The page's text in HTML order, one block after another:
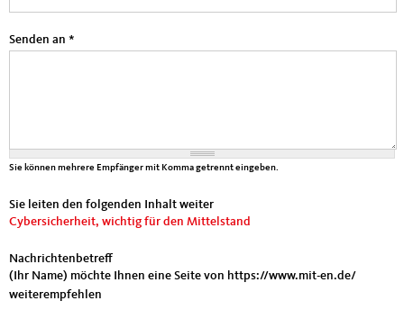
Senden an *
Sie können mehrere Empfänger mit Komma getrennt eingeben.
Sie leiten den folgenden Inhalt weiter
Cybersicherheit, wichtig für den Mittelstand
Nachrichtenbetreff
(Ihr Name) möchte Ihnen eine Seite von https://www.mit-en.de/
weiterempfehlen